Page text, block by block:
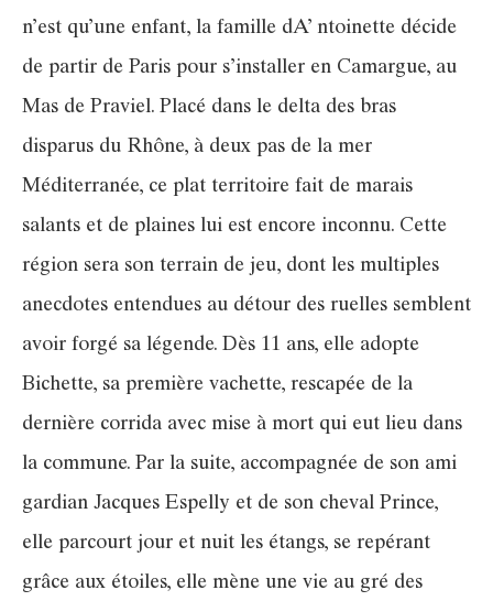
n’est qu’une enfant, la famille dA’ ntoinette décide
de partir de Paris pour s’installer en Camargue, au
Mas de Praviel. Placé dans le delta des bras
disparus du Rhône, à deux pas de la mer
Méditerranée, ce plat territoire fait de marais
salants et de plaines lui est encore inconnu. Cette
région sera son terrain de jeu, dont les multiples
anecdotes entendues au détour des ruelles semblent
avoir forgé sa légende. Dès 11 ans, elle adopte
Bichette, sa première vachette, rescapée de la
dernière corrida avec mise à mort qui eut lieu dans
la commune. Par la suite, accompagnée de son ami
gardian Jacques Espelly et de son cheval Prince,
elle parcourt jour et nuit les étangs, se repérant
grâce aux étoiles, elle mène une vie au gré des